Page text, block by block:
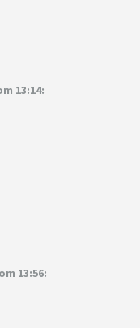
13:14:
13:56: